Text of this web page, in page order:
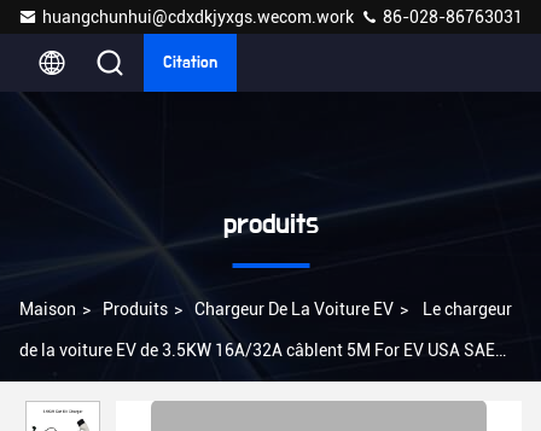
huangchunhui@cdxdkjyxgs.wecom.work 86-028-86763031
Citation
produits
Maison > Produits > Chargeur De La Voiture EV > Le chargeur
de la voiture EV de 3.5KW 16A/32A câblent 5M For EV USA SAE